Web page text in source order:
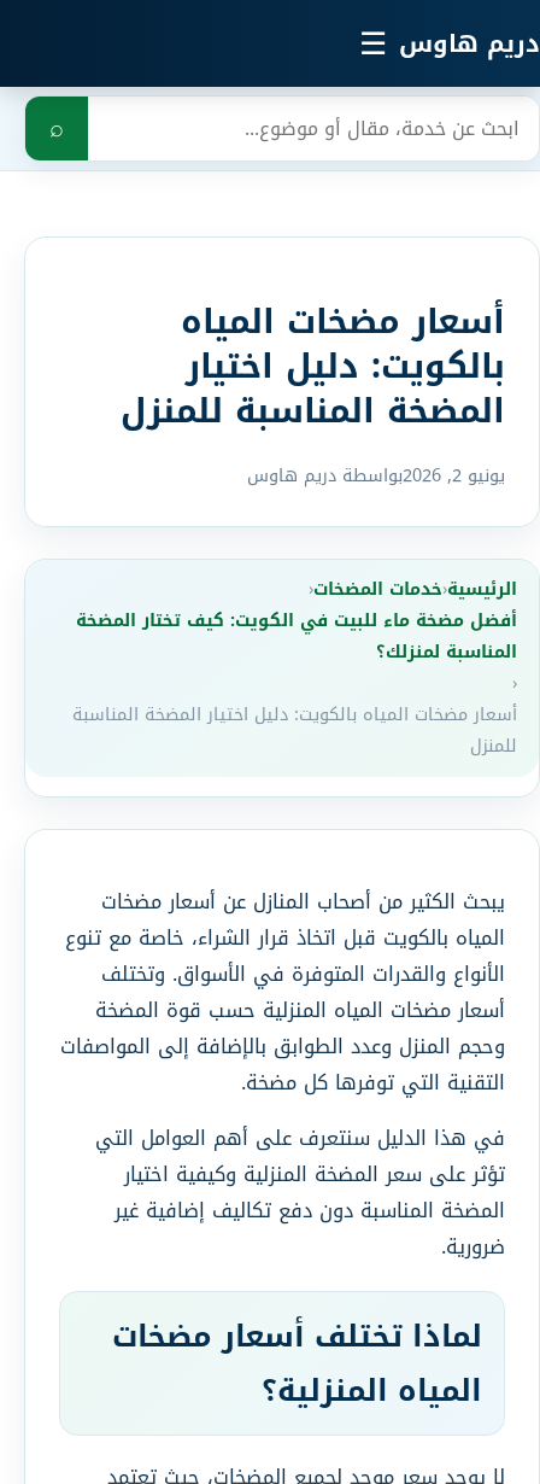
دريم هاوس ☰
بحث ⌕
أسعار مضخات المياه
بالكويت: دليل اختيار
المضخة المناسبة للمنزل
يونيو 2, 2026 بواسطة دريم هاوس
الرئيسية‹خدمات المضخات‹
أفضل مضخة ماء للبيت في الكويت: كيف تختار المضخة
المناسبة لمنزلك؟
‹
أسعار مضخات المياه بالكويت: دليل اختيار المضخة المناسبة
للمنزل
يبحث الكثير من أصحاب المنازل عن أسعار مضخات
المياه بالكويت قبل اتخاذ قرار الشراء، خاصة مع تنوع
الأنواع والقدرات المتوفرة في الأسواق. وتختلف
أسعار مضخات المياه المنزلية حسب قوة المضخة
وحجم المنزل وعدد الطوابق بالإضافة إلى المواصفات
التقنية التي توفرها كل مضخة.
في هذا الدليل سنتعرف على أهم العوامل التي
تؤثر على سعر المضخة المنزلية وكيفية اختيار
المضخة المناسبة دون دفع تكاليف إضافية غير
ضرورية.
لماذا تختلف أسعار مضخات
المياه المنزلية؟